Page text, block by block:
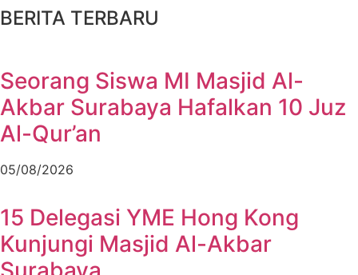
BERITA TERBARU
Seorang Siswa MI Masjid Al-
Akbar Surabaya Hafalkan 10 Juz
Al-Qur’an
05/08/2026
15 Delegasi YME Hong Kong
Kunjungi Masjid Al-Akbar